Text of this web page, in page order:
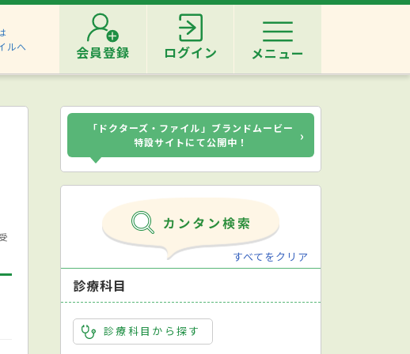
ルへ
会員登録 ログイン メニュー
「ドクターズ・ファイル」ブランドムービー
特設サイトにて公開中！
›
すべてをクリア
診療科目
診療科目から探す